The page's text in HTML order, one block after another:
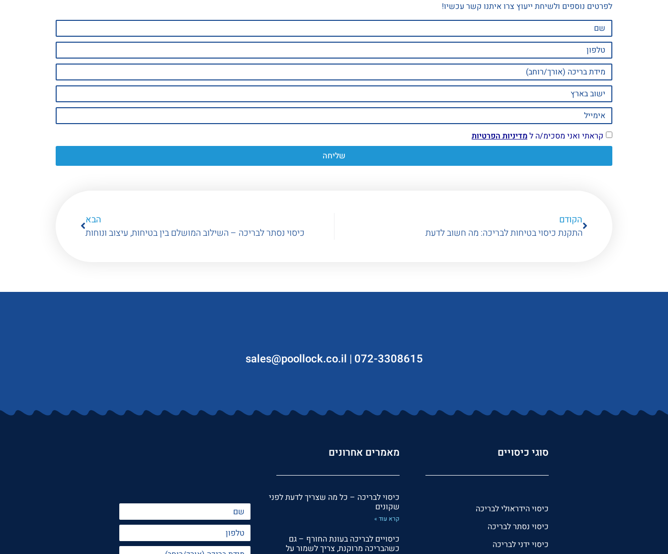
לפרטים נוספים ולשיחת ייעוץ צרו איתנו קשר עכשיו!
קראתי ואני מסכימ/ה למדיניות הפרטיות
שליחה
הקודם
התקנת כיסוי בטיחות לבריכה: מה חשוב לדעת
הבא
כיסוי נסתר לבריכה – השילוב המושלם בין בטיחות, עיצוב ונוחות
072-3308615
|
sales@poollock.co.il
סוגי כיסויים
כיסוי הידראולי לבריכה
כיסוי נסתר לבריכה
כיסוי ידני לבריכה
מאמרים אחרונים
כיסוי לבריכה – כל מה שצריך לדעת לפני
שקונים
קרא עוד »
כיסויים לבריכה בעונת החורף – גם
כשהבריכה מרוקנת, צריך לשמור על